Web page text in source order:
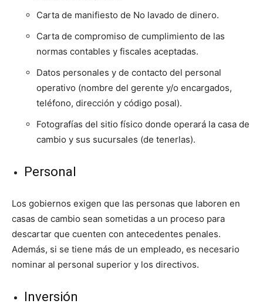
Carta de manifiesto de No lavado de dinero.
Carta de compromiso de cumplimiento de las
normas contables y fiscales aceptadas.
Datos personales y de contacto del personal
operativo (nombre del gerente y/o encargados,
teléfono, dirección y código posal).
Fotografías del sitio físico donde operará la casa de
cambio y sus sucursales (de tenerlas).
Personal
Los gobiernos exigen que las personas que laboren en
casas de cambio sean sometidas a un proceso para
descartar que cuenten con antecedentes penales.
Además, si se tiene más de un empleado, es necesario
nominar al personal superior y los directivos.
Inversión